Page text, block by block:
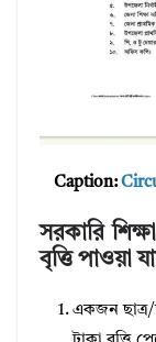
Caption:
সরকারি
বৃত্তি পাওয়া
একজন ছাত্র/